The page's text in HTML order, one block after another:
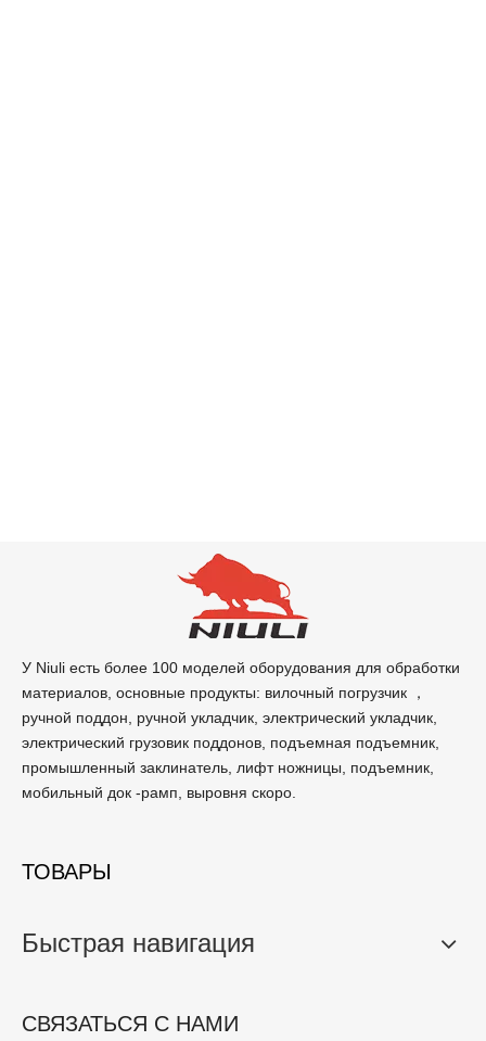
У Niuli есть более 100 моделей оборудования для обработки
материалов, основные продукты: вилочный погрузчик ，
ручной поддон, ручной укладчик, электрический укладчик,
электрический грузовик поддонов, подъемная подъемник,
промышленный заклинатель, лифт ножницы, подъемник,
мобильный док -рамп, выровня скоро.
ТОВАРЫ
Быстрая навигация
СВЯЗАТЬСЯ С НАМИ